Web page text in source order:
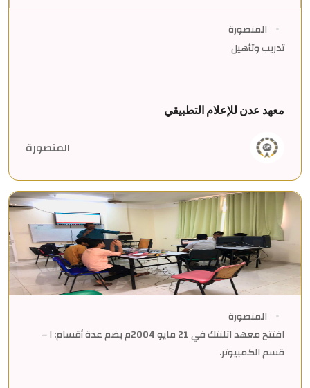
المنصورة
تدريب وتأهيل
معهد عدن للإعلام التطبيقي
المنصورة
المنصورة
افتتح معهد اتلنتك في 21 مايو 2004م يضم عدة أقسام: ١ –
قسم الكمبيوتر.